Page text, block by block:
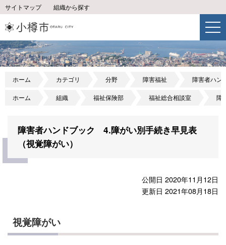
サイトマップ 組織から探す
ホーム カテゴリ 分野 障害福祉 障害者ハン
ホーム 組織 福祉保険部 福祉総合相談室 障
障害者ハンドブック 4.障がい別手続き早見表
（視覚障がい）
公開日 2020年11月12日
更新日 2021年08月18日
視覚障がい